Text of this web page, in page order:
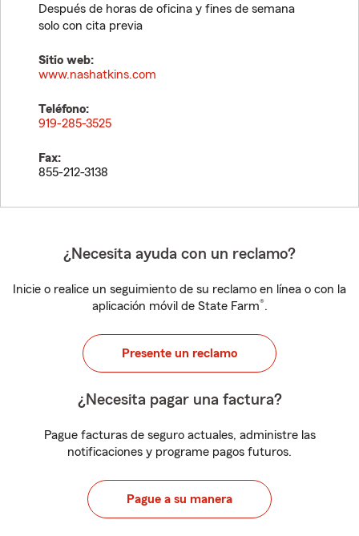
Después de horas de oficina y fines de semana
solo con cita previa
Sitio web:
www.nashatkins.com
Teléfono:
919-285-3525
Fax:
855-212-3138
¿Necesita ayuda con un reclamo?
Inicie o realice un seguimiento de su reclamo en línea o con la
aplicación móvil de State Farm®.
Presente un reclamo
¿Necesita pagar una factura?
Pague facturas de seguro actuales, administre las
notificaciones y programe pagos futuros.
Pague a su manera